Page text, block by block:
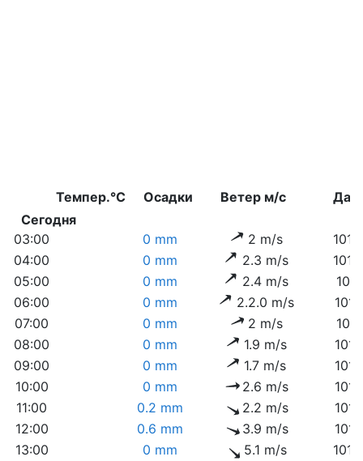
Темпер.°C Осадки Ветер м/с
Сегодня
03:00
0 mm 2 m/s
04:00
0 mm 2.3 m/s
05:00
0 mm 2.4 m/s
06:00
0 mm 2.2.0 m/s
07:00
0 mm 2 m/s
08:00
0 mm 1.9 m/s
09:00
0 mm 1.7 m/s
10:00
0 mm 2.6 m/s
11:00
0.2 mm 2.2 m/s
12:00
0.6 mm 3.9 m/s
13:00
0 mm 5.1 m/s